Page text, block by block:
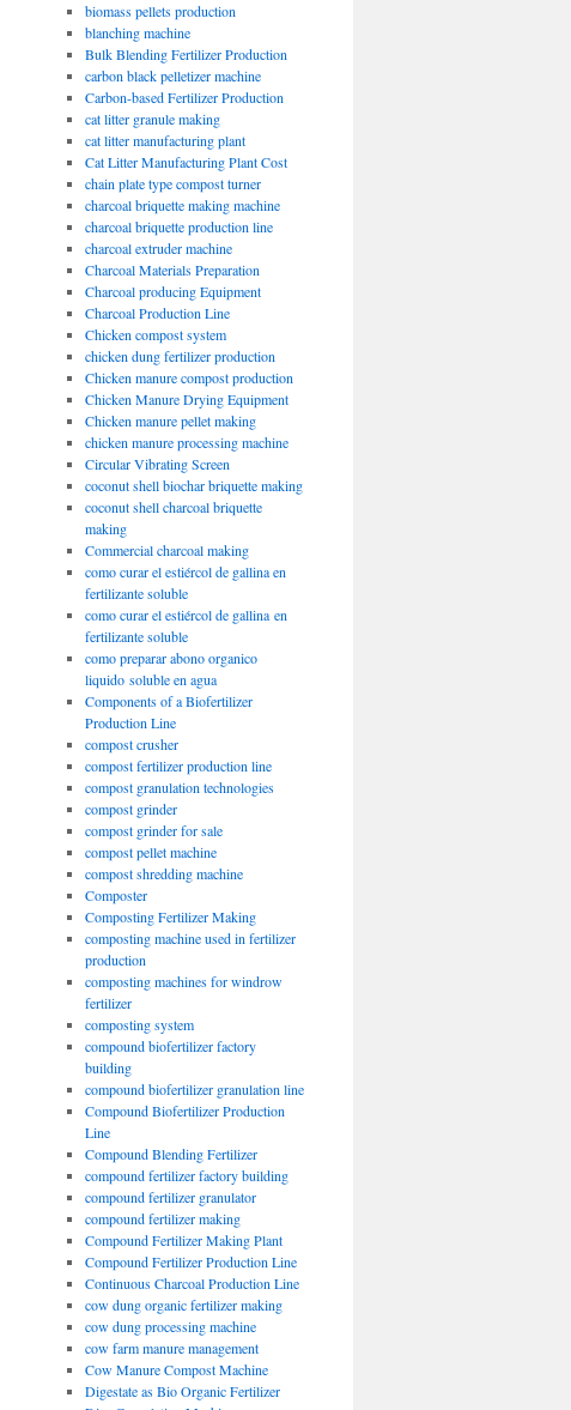
biomass pellets production
blanching machine
Bulk Blending Fertilizer Production
carbon black pelletizer machine
Carbon-based Fertilizer Production
cat litter granule making
cat litter manufacturing plant
Cat Litter Manufacturing Plant Cost
chain plate type compost turner
charcoal briquette making machine
charcoal briquette production line
charcoal extruder machine
Charcoal Materials Preparation
Charcoal producing Equipment
Charcoal Production Line
Chicken compost system
chicken dung fertilizer production
Chicken manure compost production
Chicken Manure Drying Equipment
Chicken manure pellet making
chicken manure processing machine
Circular Vibrating Screen
coconut shell biochar briquette making
coconut shell charcoal briquette
making
Commercial charcoal making
como curar el estiércol de gallina en
fertilizante soluble
como curar el estiércol de gallina en
fertilizante soluble
como preparar abono organico
liquido soluble en agua
Components of a Biofertilizer
Production Line
compost crusher
compost fertilizer production line
compost granulation technologies
compost grinder
compost grinder for sale
compost pellet machine
compost shredding machine
Composter
Composting Fertilizer Making
composting machine used in fertilizer
production
composting machines for windrow
fertilizer
composting system
compound biofertilizer factory
building
compound biofertilizer granulation line
Compound Biofertilizer Production
Line
Compound Blending Fertilizer
compound fertilizer factory building
compound fertilizer granulator
compound fertilizer making
Compound Fertilizer Making Plant
Compound Fertilizer Production Line
Continuous Charcoal Production Line
cow dung organic fertilizer making
cow dung processing machine
cow farm manure management
Cow Manure Compost Machine
Digestate as Bio Organic Fertilizer